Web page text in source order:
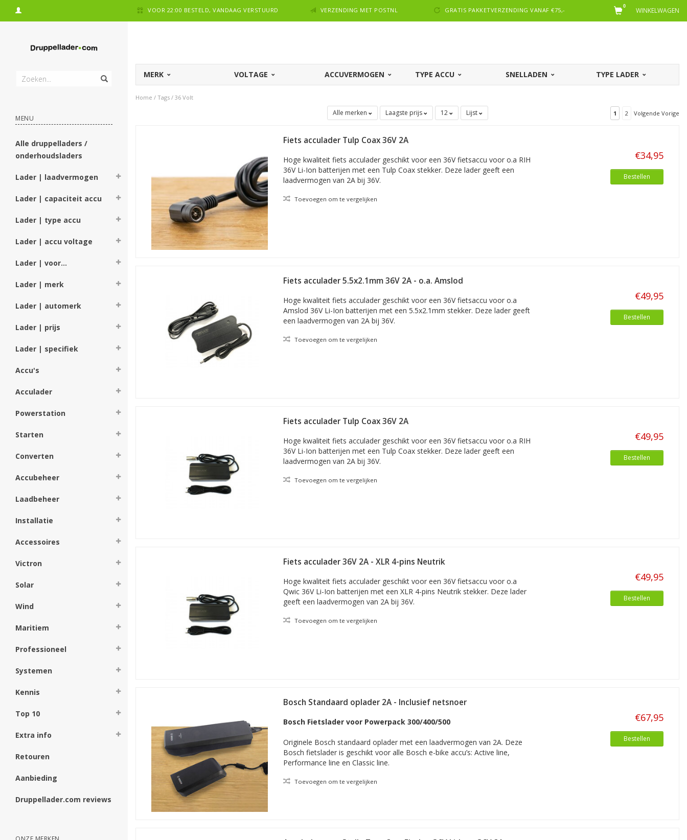
VOOR 22:00 BESTELD, VANDAAG VERSTUURD VERZENDING MET POSTNL GRATIS PAKKETVERZENDING VANAF €75,- WINKELWAGEN
0
MENU
Alle druppelladers /
onderhoudsladers
Lader | laadvermogen
Lader | capaciteit accu
Lader | type accu
Lader | accu voltage
Lader | voor...
Lader | merk
Lader | automerk
Lader | prijs
Lader | specifiek
Accu's
Acculader
Powerstation
Starten
Converten
Accubeheer
Laadbeheer
Installatie
Accessoires
Victron
Solar
Wind
Maritiem
Professioneel
Systemen
Kennis
Top 10
Extra info
Retouren
Aanbieding
Druppellader.com reviews
MERK VOLTAGE ACCUVERMOGEN TYPE ACCU SNELLADEN TYPE LADER
Home / Tags / 36 Volt
Alle merken Laagste prijs 12 Lijst 1 2 Volgende Vorige
Fiets acculader Tulp Coax 36V 2A
Hoge kwaliteit fiets acculader geschikt voor een 36V fietsaccu voor o.a RIH
36V Li-Ion batterijen met een Tulp Coax stekker. Deze lader geeft een
laadvermogen van 2A bij 36V.
Toevoegen om te vergelijken
€34,95
Bestellen
Fiets acculader 5.5x2.1mm 36V 2A - o.a. Amslod
Hoge kwaliteit fiets acculader geschikt voor een 36V fietsaccu voor o.a
Amslod 36V Li-Ion batterijen met een 5.5x2.1mm stekker. Deze lader geeft
een laadvermogen van 2A bij 36V.
Toevoegen om te vergelijken
€49,95
Bestellen
Fiets acculader Tulp Coax 36V 2A
Hoge kwaliteit fiets acculader geschikt voor een 36V fietsaccu voor o.a RIH
36V Li-Ion batterijen met een Tulp Coax stekker. Deze lader geeft een
laadvermogen van 2A bij 36V.
Toevoegen om te vergelijken
€49,95
Bestellen
Fiets acculader 36V 2A - XLR 4-pins Neutrik
Hoge kwaliteit fiets acculader geschikt voor een 36V fietsaccu voor o.a
Qwic 36V Li-Ion batterijen met een XLR 4-pins Neutrik stekker. Deze lader
geeft een laadvermogen van 2A bij 36V.
Toevoegen om te vergelijken
€49,95
Bestellen
Bosch Standaard oplader 2A - Inclusief netsnoer
Bosch Fietslader voor Powerpack 300/400/500
Originele Bosch standaard oplader met een laadvermogen van 2A. Deze
Bosch fietslader is geschikt voor alle Bosch e-bike accu’s: Active line,
Performance line en Classic line.
Toevoegen om te vergelijken
€67,95
Bestellen